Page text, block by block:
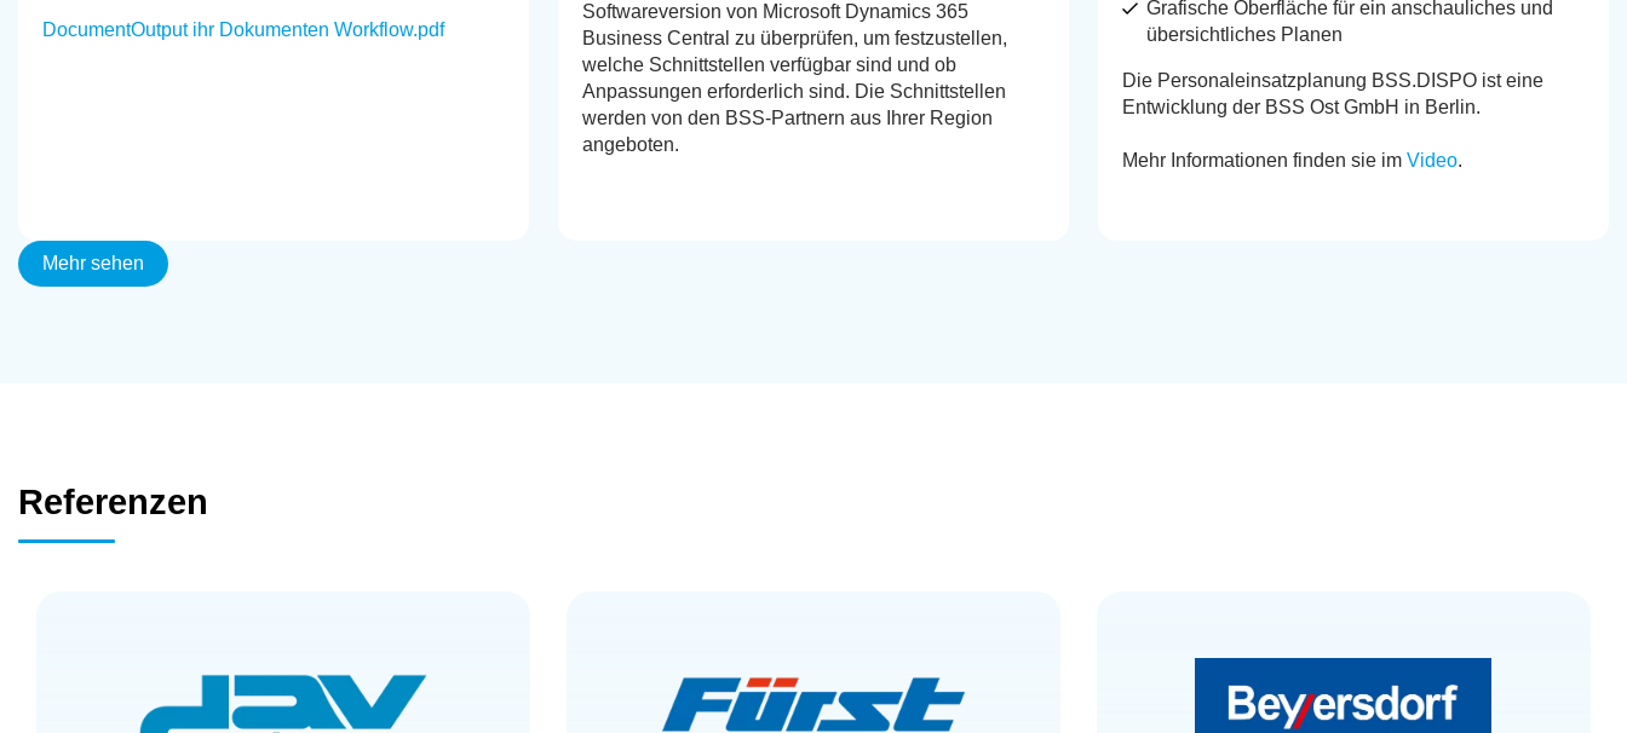
DocumentOutput ihr Dokumenten Workflow.pdf
Softwareversion von Microsoft Dynamics 365
Business Central zu überprüfen, um festzustellen,
welche Schnittstellen verfügbar sind und ob
Anpassungen erforderlich sind. Die Schnittstellen
werden von den BSS-Partnern aus Ihrer Region
angeboten.
Grafische Oberfläche für ein anschauliches und
übersichtliches Planen
Die Personaleinsatzplanung BSS.DISPO ist eine
Entwicklung der BSS Ost GmbH in Berlin.
Mehr Informationen finden sie im Video.
Mehr sehen
Referenzen